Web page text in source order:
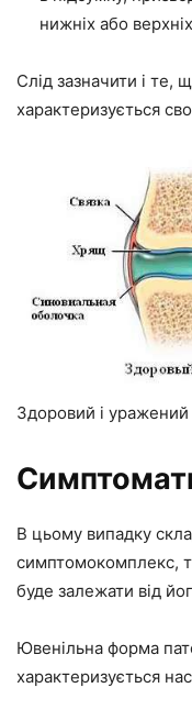
нижніх або
Слід зазначити і
характеризується
Здоровий і
В цьому випадку
симптомокомплекс,
буде залежати від
Ювенільна форма
характеризується